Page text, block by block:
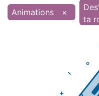
Animations ×
ta